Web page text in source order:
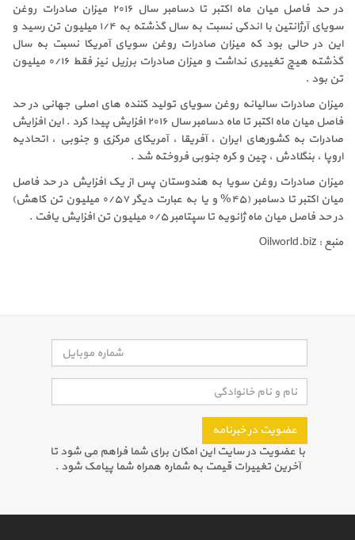
در حد فاصل میان ماه اکتبر تا دسامبر سال ۲۰۱۶ میزان صادرات روغن
سویای آرژانتین با اندکی نسبت به سال گذشته به ۱/۴ میلیون تن رسید و
این در حالی بود که میزان صادرات روغن سویای آمریکا نسبت به سال
گذشته هیچ تغییری نداشت و میزان صادرات برزیل نیز فقط ۰/۱۶ میلیون
تن بود .
میزان صادرات سالیانه روغن سویای تولید کننده های اصلی جهانی در حد
فاصل میان ماه اکتبر تا ماه دسامبر سال ۲۰۱۶ افزایش پیدا کرد . این افزایش
صادرات به کشورهای ایران ، آفریقا ، آمریکای مرکزی و جنوبی ، اتحادیه
اروپا ، بنگلادش ، چین و کره جنوبی فروخته شد .
میزان صادرات روغن سویا به هندوستان پس از یک افزایش در حد فاصل
میان اکتبر تا دسامبر (۴۵% و یا به عبارت دیگر ۰/۵۷ میلیون تن کاهش)
در حد فاصل میان ماه ژانویه تا سپتامبر ۰/۵ میلیون تن افزایش یافت .
منبع : Oilworld.biz
عضویت در خبرنامه
با عضویت در سایت این امکان برای شما فراهم می شود تا
آخرین تغییرات قیمت به شماره همراه شما پیامک شود .